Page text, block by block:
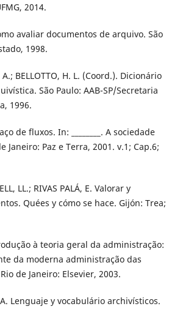
2014.
avaliar documentos de arquivo. São
1998.
BELLOTTO, H. L. (Coord.). Dicionário
São Paulo: AAB-SP/Secretaria
1996.
de fluxos. In: ________. A sociedade
Janeiro: Paz e Terra, 2001. v.1; Cap.6;
LL.; RIVAS PALÁ, E. Valorar y
Quées y cómo se hace. Gijón: Trea;
à teoria geral da administração:
da moderna administração das
de Janeiro: Elsevier, 2003.
A. Lenguaje y vocabulário archivísticos.